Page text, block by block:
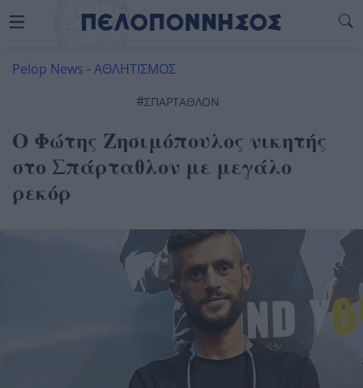
Pelop News -ΑΘΛΗΤΙΣΜΟΣ
#ΣΠΑΡΤΑΘΛΟΝ
Ο Φώτης Ζησιμόπουλος νικητής
στο Σπάρταθλον με μεγάλο
ρεκόρ